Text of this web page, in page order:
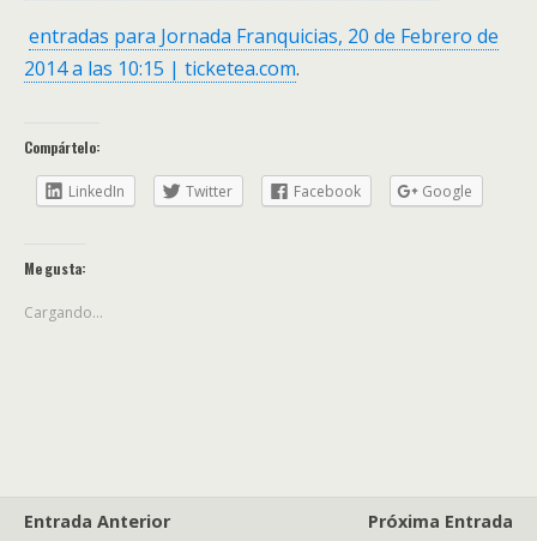
entradas para Jornada Franquicias, 20 de Febrero de
2014 a las 10:15 | ticketea.com.
Compártelo:
LinkedIn Twitter Facebook Google
Me gusta:
Cargando...
Entrada Anterior
Próxima Entrada